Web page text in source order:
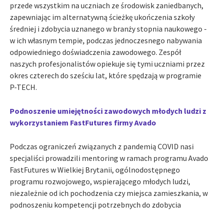
przede wszystkim na uczniach ze środowisk zaniedbanych,
zapewniając im alternatywną ścieżkę ukończenia szkoły
średniej i zdobycia uznanego w branży stopnia naukowego -
w ich własnym tempie, podczas jednoczesnego nabywania
odpowiedniego doświadczenia zawodowego. Zespół
naszych profesjonalistów opiekuje się tymi uczniami przez
okres czterech do sześciu lat, które spędzają w programie
P-TECH.
Podnoszenie umiejętności zawodowych młodych ludzi z
wykorzystaniem FastFutures firmy Avado
Podczas ograniczeń związanych z pandemią COVID nasi
specjaliści prowadzili mentoring w ramach programu Avado
FastFutures w Wielkiej Brytanii, ogólnodostępnego
programu rozwojowego, wspierającego młodych ludzi,
niezależnie od ich pochodzenia czy miejsca zamieszkania, w
podnoszeniu kompetencji potrzebnych do zdobycia